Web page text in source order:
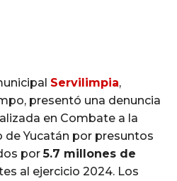
Servilimpia,
presentó una denuncia
en Combate a la
de Yucatán por presuntos
por5.7 millones de
al ejercicio 2024. Los